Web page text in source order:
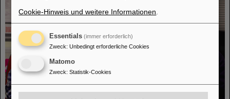
Cookie-Hinweis und weitere Informationen
Essentials (immer erforderlich)
Zweck: Unbedingt erforderliche Cookies
Matomo
Zweck: Statistik-Cookies